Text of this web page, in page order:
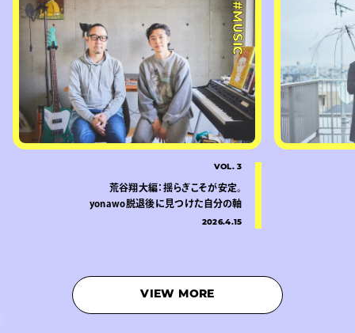
#MUSIC
VOL. 3
荒谷翔大編：揺らぎこそが安定。
yonawo脱退後に見つけた自分の軸
2026.4.15
VIEW MORE